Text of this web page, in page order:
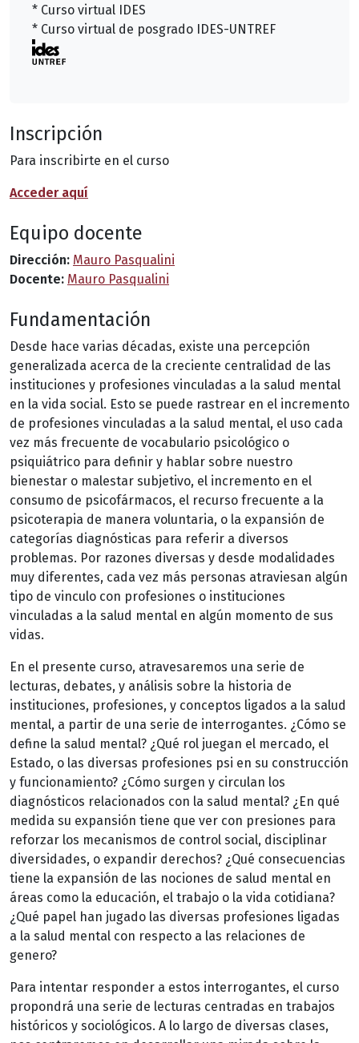
* Curso virtual IDES
* Curso virtual de posgrado IDES-UNTREF
Inscripción
Para inscribirte en el curso
Acceder aquí
Equipo docente
Dirección: Mauro Pasqualini
Docente: Mauro Pasqualini
Fundamentación
Desde hace varias décadas, existe una percepción
generalizada acerca de la creciente centralidad de las
instituciones y profesiones vinculadas a la salud mental
en la vida social. Esto se puede rastrear en el incremento
de profesiones vinculadas a la salud mental, el uso cada
vez más frecuente de vocabulario psicológico o
psiquiátrico para definir y hablar sobre nuestro
bienestar o malestar subjetivo, el incremento en el
consumo de psicofármacos, el recurso frecuente a la
psicoterapia de manera voluntaria, o la expansión de
categorías diagnósticas para referir a diversos
problemas. Por razones diversas y desde modalidades
muy diferentes, cada vez más personas atraviesan algún
tipo de vinculo con profesiones o instituciones
vinculadas a la salud mental en algún momento de sus
vidas.
En el presente curso, atravesaremos una serie de
lecturas, debates, y análisis sobre la historia de
instituciones, profesiones, y conceptos ligados a la salud
mental, a partir de una serie de interrogantes. ¿Cómo se
define la salud mental? ¿Qué rol juegan el mercado, el
Estado, o las diversas profesiones psi en su construcción
y funcionamiento? ¿Cómo surgen y circulan los
diagnósticos relacionados con la salud mental? ¿En qué
medida su expansión tiene que ver con presiones para
reforzar los mecanismos de control social, disciplinar
diversidades, o expandir derechos? ¿Qué consecuencias
tiene la expansión de las nociones de salud mental en
áreas como la educación, el trabajo o la vida cotidiana?
¿Qué papel han jugado las diversas profesiones ligadas
a la salud mental con respecto a las relaciones de
genero?
Para intentar responder a estos interrogantes, el curso
propondrá una serie de lecturas centradas en trabajos
históricos y sociológicos. A lo largo de diversas clases,